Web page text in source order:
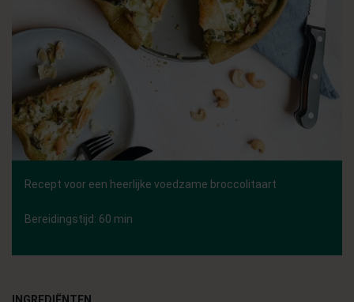
Recept voor een heerlijke voedzame broccolitaart
Bereidingstijd: 60 min